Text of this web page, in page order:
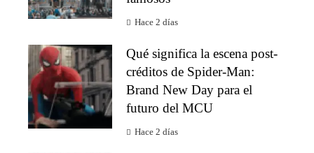
Hace 2 días
Qué significa la escena post-
créditos de Spider-Man:
Brand New Day para el
futuro del MCU
Hace 2 días